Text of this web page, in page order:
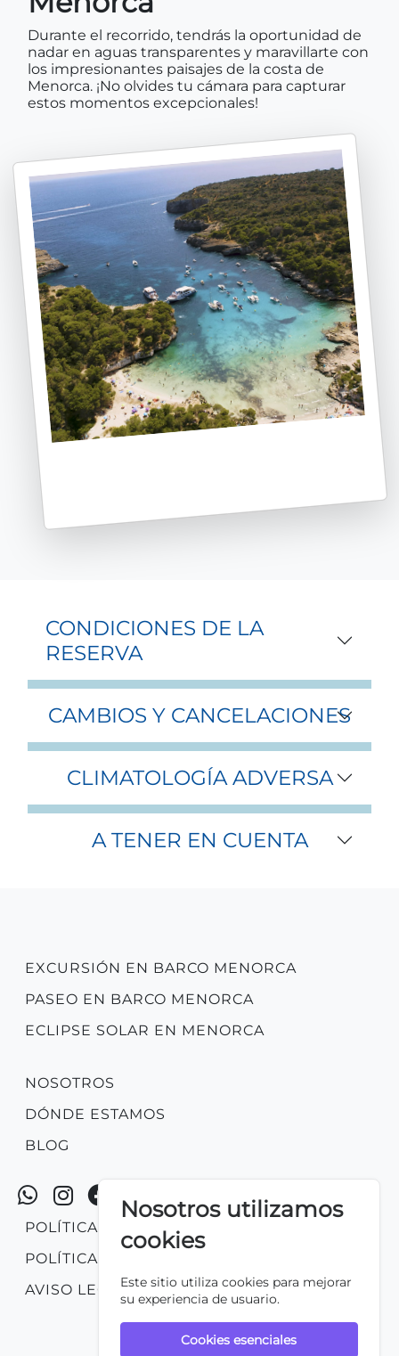
Durante el recorrido, tendrás la oportunidad de
nadar en aguas transparentes y maravillarte con
los impresionantes paisajes de la costa de
Menorca. ¡No olvides tu cámara para capturar
estos momentos excepcionales!
CONDICIONES DE LA
RESERVA
CAMBIOS Y CANCELACIONES
CLIMATOLOGÍA ADVERSA
A TENER EN CUENTA
EXCURSIÓN EN BARCO MENORCA
PASEO EN BARCO MENORCA
ECLIPSE SOLAR EN MENORCA
NOSOTROS
DÓNDE ESTAMOS
BLOG
POLÍTICA DE PRIVACIDAD
POLÍTICA DE COOKIES
AVISO LEGAL
Nosotros utilizamos
cookies
Este sitio utiliza cookies para mejorar
su experiencia de usuario.
Cookies esenciales